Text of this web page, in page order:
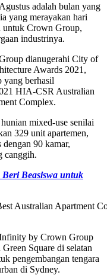
adalah bulan yang
yang merayakan hari
untuk Crown Group,
industrinya.
dianugerahi City of
Awards 2021,
berhasil
HIA-CSR Australian
Complex.
mixed-use senilai
329 unit apartemen,
90 kamar,
canggih.
Beasiswa untuk
by Crown Group
Square di selatan
pengembangan tengara
di Sydney.